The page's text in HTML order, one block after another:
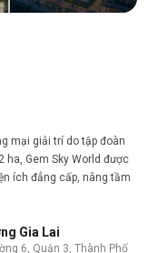
mại giải trí do tập đoàn
ha, Gem Sky World được
ích đẳng cấp, nâng tầm
Gia Lai
6, Quận 3, Thành Phố